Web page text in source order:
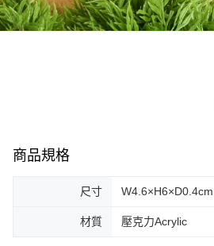
商品規格
尺寸 W4.6×H6×D0.4cm
材質 壓克力Acrylic